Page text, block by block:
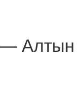
Алтын